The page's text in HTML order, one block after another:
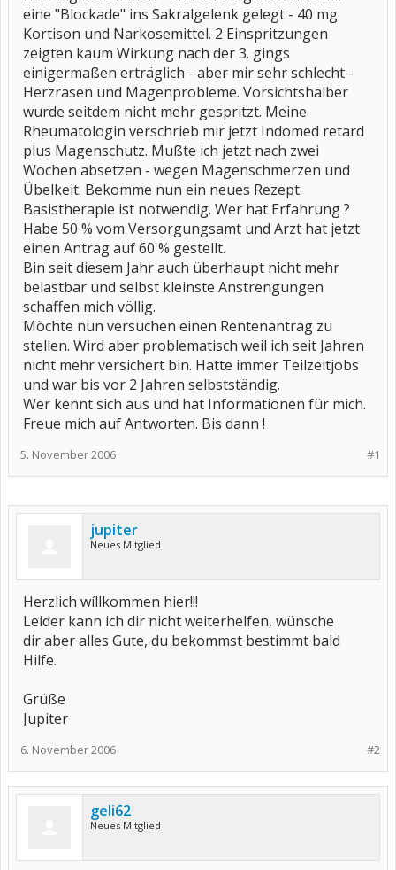
eine "Blockade" ins Sakralgelenk gelegt - 40 mg
Kortison und Narkosemittel. 2 Einspritzungen
zeigten kaum Wirkung nach der 3. gings
einigermaßen erträglich - aber mir sehr schlecht -
Herzrasen und Magenprobleme. Vorsichtshalber
wurde seitdem nicht mehr gespritzt. Meine
Rheumatologin verschrieb mir jetzt Indomed retard
plus Magenschutz. Mußte ich jetzt nach zwei
Wochen absetzen - wegen Magenschmerzen und
Übelkeit. Bekomme nun ein neues Rezept.
Basistherapie ist notwendig. Wer hat Erfahrung ?
Habe 50 % vom Versorgungsamt und Arzt hat jetzt
einen Antrag auf 60 % gestellt.
Bin seit diesem Jahr auch überhaupt nicht mehr
belastbar und selbst kleinste Anstrengungen
schaffen mich völlig.
Möchte nun versuchen einen Rentenantrag zu
stellen. Wird aber problematisch weil ich seit Jahren
nicht mehr versichert bin. Hatte immer Teilzeitjobs
und war bis vor 2 Jahren selbstständig.
Wer kennt sich aus und hat Informationen für mich.
Freue mich auf Antworten. Bis dann !
#1
5. November 2006
jupiter
Neues Mitglied
Herzlich wíllkommen hier!!!
Leider kann ich dir nicht weiterhelfen, wünsche
dir aber alles Gute, du bekommst bestimmt bald
Hilfe.
Grüße
Jupiter
#2
6. November 2006
geli62
Neues Mitglied